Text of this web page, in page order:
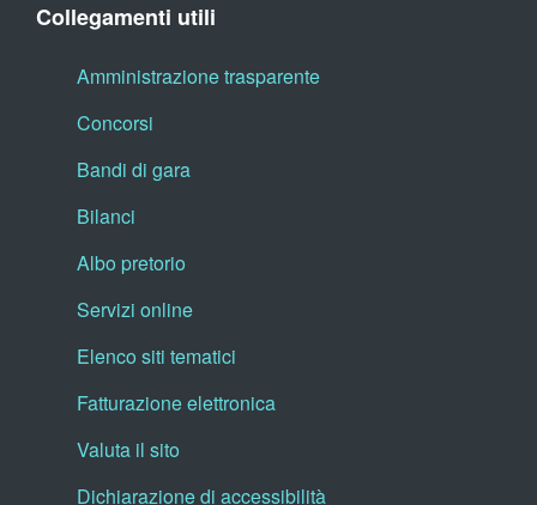
Collegamenti utili
Amministrazione trasparente
Concorsi
Bandi di gara
Bilanci
Albo pretorio
Servizi online
Elenco siti tematici
Fatturazione elettronica
Valuta il sito
Dichiarazione di accessibilità